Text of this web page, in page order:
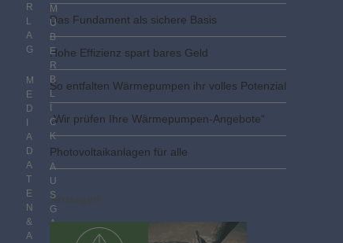
Das Fundament als sichere Basis
Hohe Effizienz spart bares Geld
So entfalten Wärmepumpen ihr volles Potenzial
„Wir prüfen Ihre Wärmepumpen-Angebote“
Photovoltaik­­anlagen für alle
Anzeigen
R
L
A
G
M
E
D
A
D
A
T
E
N
&
A
M
Ü
B
E
R
B
L
C
K
A
U
S
G
A